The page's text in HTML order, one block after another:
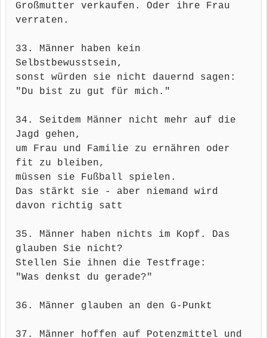
Großmutter verkaufen. Oder ihre Frau
verraten.
33. Männer haben kein
Selbstbewusstsein,
sonst würden sie nicht dauernd sagen:
"Du bist zu gut für mich."
34. Seitdem Männer nicht mehr auf die
Jagd gehen,
um Frau und Familie zu ernähren oder
fit zu bleiben,
müssen sie Fußball spielen.
Das stärkt sie - aber niemand wird
davon richtig satt
35. Männer haben nichts im Kopf. Das
glauben Sie nicht?
Stellen Sie ihnen die Testfrage:
"Was denkst du gerade?"
36. Männer glauben an den G-Punkt
37. Männer hoffen auf Potenzmittel und